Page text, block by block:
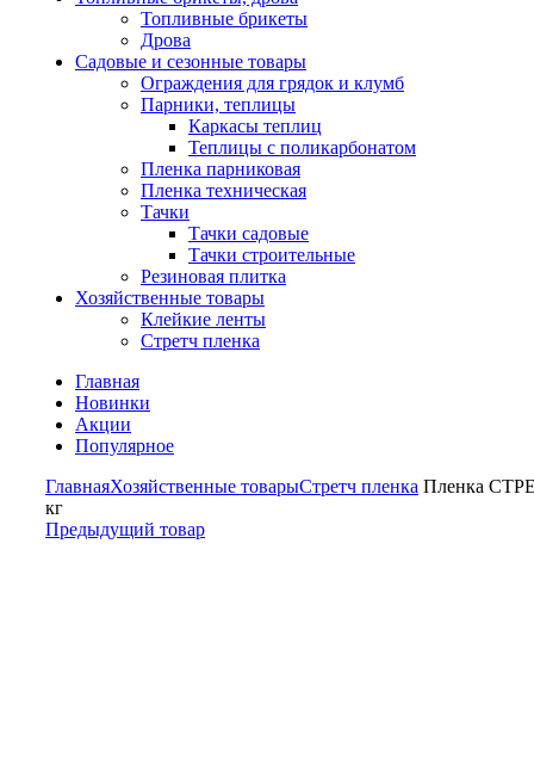
Топливные брикеты
Дрова
Садовые и сезонные товары
Ограждения для грядок и клумб
Парники, теплицы
Каркасы теплиц
Теплицы с поликарбонатом
Пленка парниковая
Пленка техническая
Тачки
Тачки садовые
Тачки строительные
Резиновая плитка
Хозяйственные товары
Клейкие ленты
Стретч пленка
Главная
Новинки
Акции
Популярное
ГлавнаяХозяйственные товарыСтретч пленка Пленка
кг
Предыдущий товар